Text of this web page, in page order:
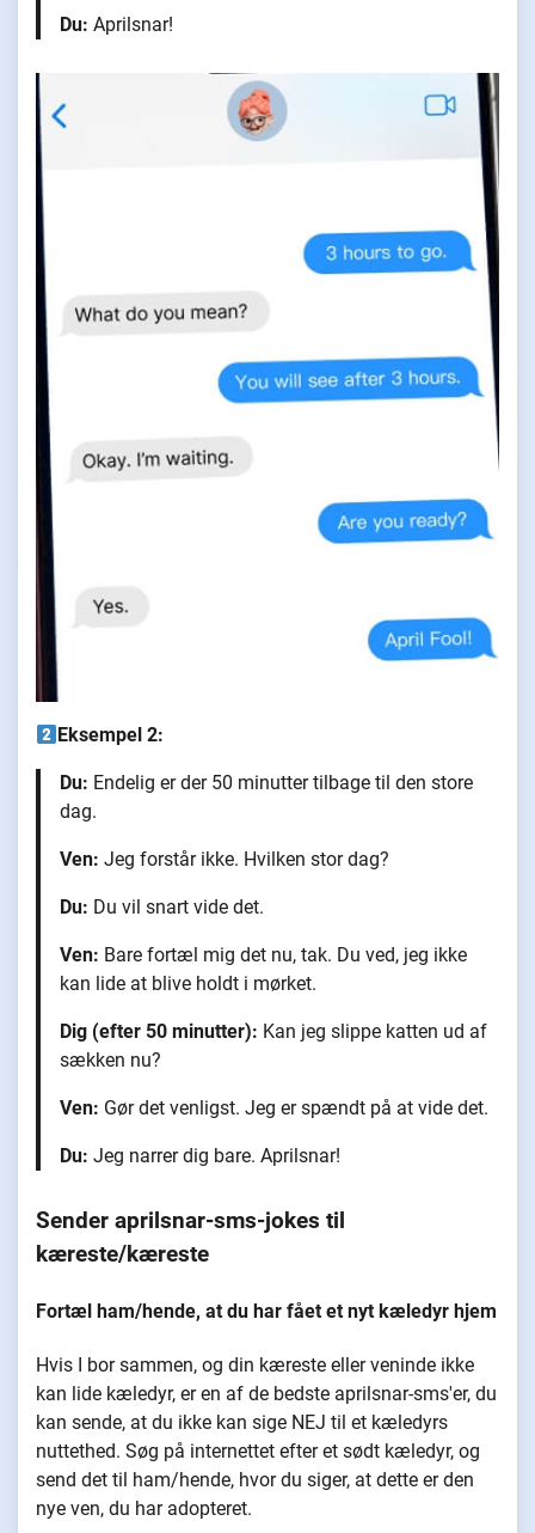
Du: Aprilsnar!
Eksempel 2:
Du: Endelig er der 50 minutter tilbage til den store
dag.
Ven: Jeg forstår ikke. Hvilken stor dag?
Du: Du vil snart vide det.
Ven: Bare fortæl mig det nu, tak. Du ved, jeg ikke
kan lide at blive holdt i mørket.
Dig (efter 50 minutter): Kan jeg slippe katten ud af
sækken nu?
Ven: Gør det venligst. Jeg er spændt på at vide det.
Du: Jeg narrer dig bare. Aprilsnar!
Sender aprilsnar-sms-jokes til
kæreste/kæreste
Fortæl ham/hende, at du har fået et nyt kæledyr hjem
Hvis I bor sammen, og din kæreste eller veninde ikke
kan lide kæledyr, er en af de bedste aprilsnar-sms'er, du
kan sende, at du ikke kan sige NEJ til et kæledyrs
nuttethed. Søg på internettet efter et sødt kæledyr, og
send det til ham/hende, hvor du siger, at dette er den
nye ven, du har adopteret.